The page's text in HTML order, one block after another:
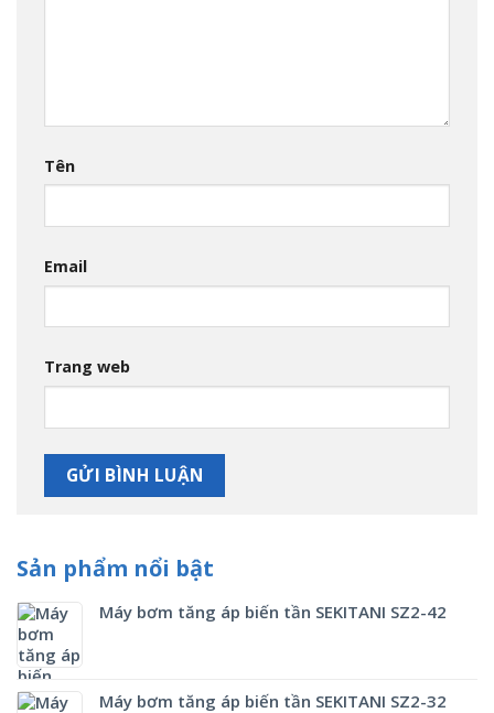
Tên
Email
Trang web
Sản phẩm nổi bật
Máy bơm tăng áp biến tần SEKITANI SZ2-42
Máy bơm tăng áp biến tần SEKITANI SZ2-32